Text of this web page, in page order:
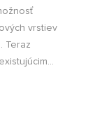
vrstiev
Teraz